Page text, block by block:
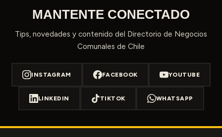
MANTENTE CONECTADO
Tips, novedades y contenido del Directorio de Negocios
Comunales de Chile
INSTAGRAM FACEBOOK YOUTUBE
LINKEDIN TIKTOK WHATSAPP